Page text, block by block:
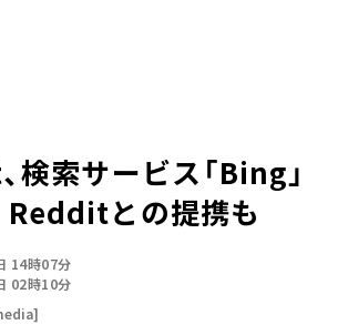
索サービス「Bing」
との提携も
14時07分
02時10分